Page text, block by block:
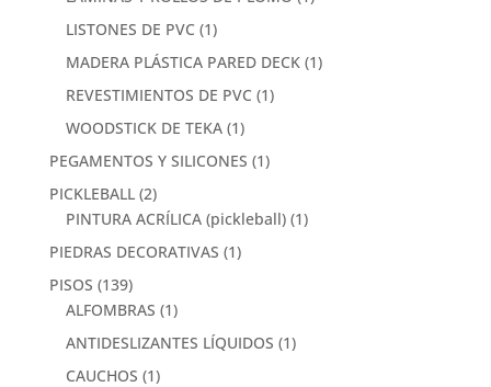
LISTONES DE PVC (1)
MADERA PLÁSTICA PARED DECK (1)
REVESTIMIENTOS DE PVC (1)
WOODSTICK DE TEKA (1)
PEGAMENTOS Y SILICONES (1)
PICKLEBALL (2)
PINTURA ACRÍLICA (pickleball) (1)
PIEDRAS DECORATIVAS (1)
PISOS (139)
ALFOMBRAS (1)
ANTIDESLIZANTES LÍQUIDOS (1)
CAUCHOS (1)